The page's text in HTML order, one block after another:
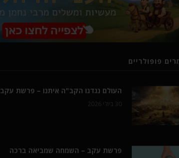
פופולריים
העולם נגדנו הקב"ה איתנו – פרשת עקב
פרשת עקב – השמחה שמביאה ברכה